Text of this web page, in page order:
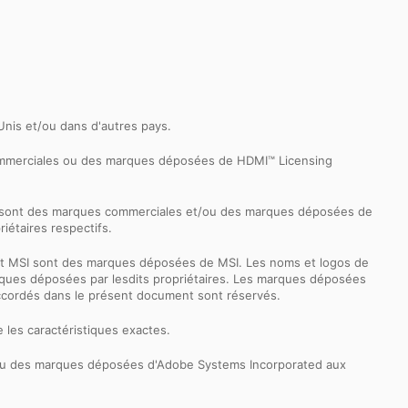
et/ou dans d'autres pays.
ou des marques déposées de HDMI™ Licensing
des marques commerciales et/ou des marques déposées de
respectifs.
sont des marques déposées de MSI. Les noms et logos de
déposées par lesdits propriétaires. Les marques déposées
dans le présent document sont réservés.
les caractéristiques exactes.
marques déposées d'Adobe Systems Incorporated aux